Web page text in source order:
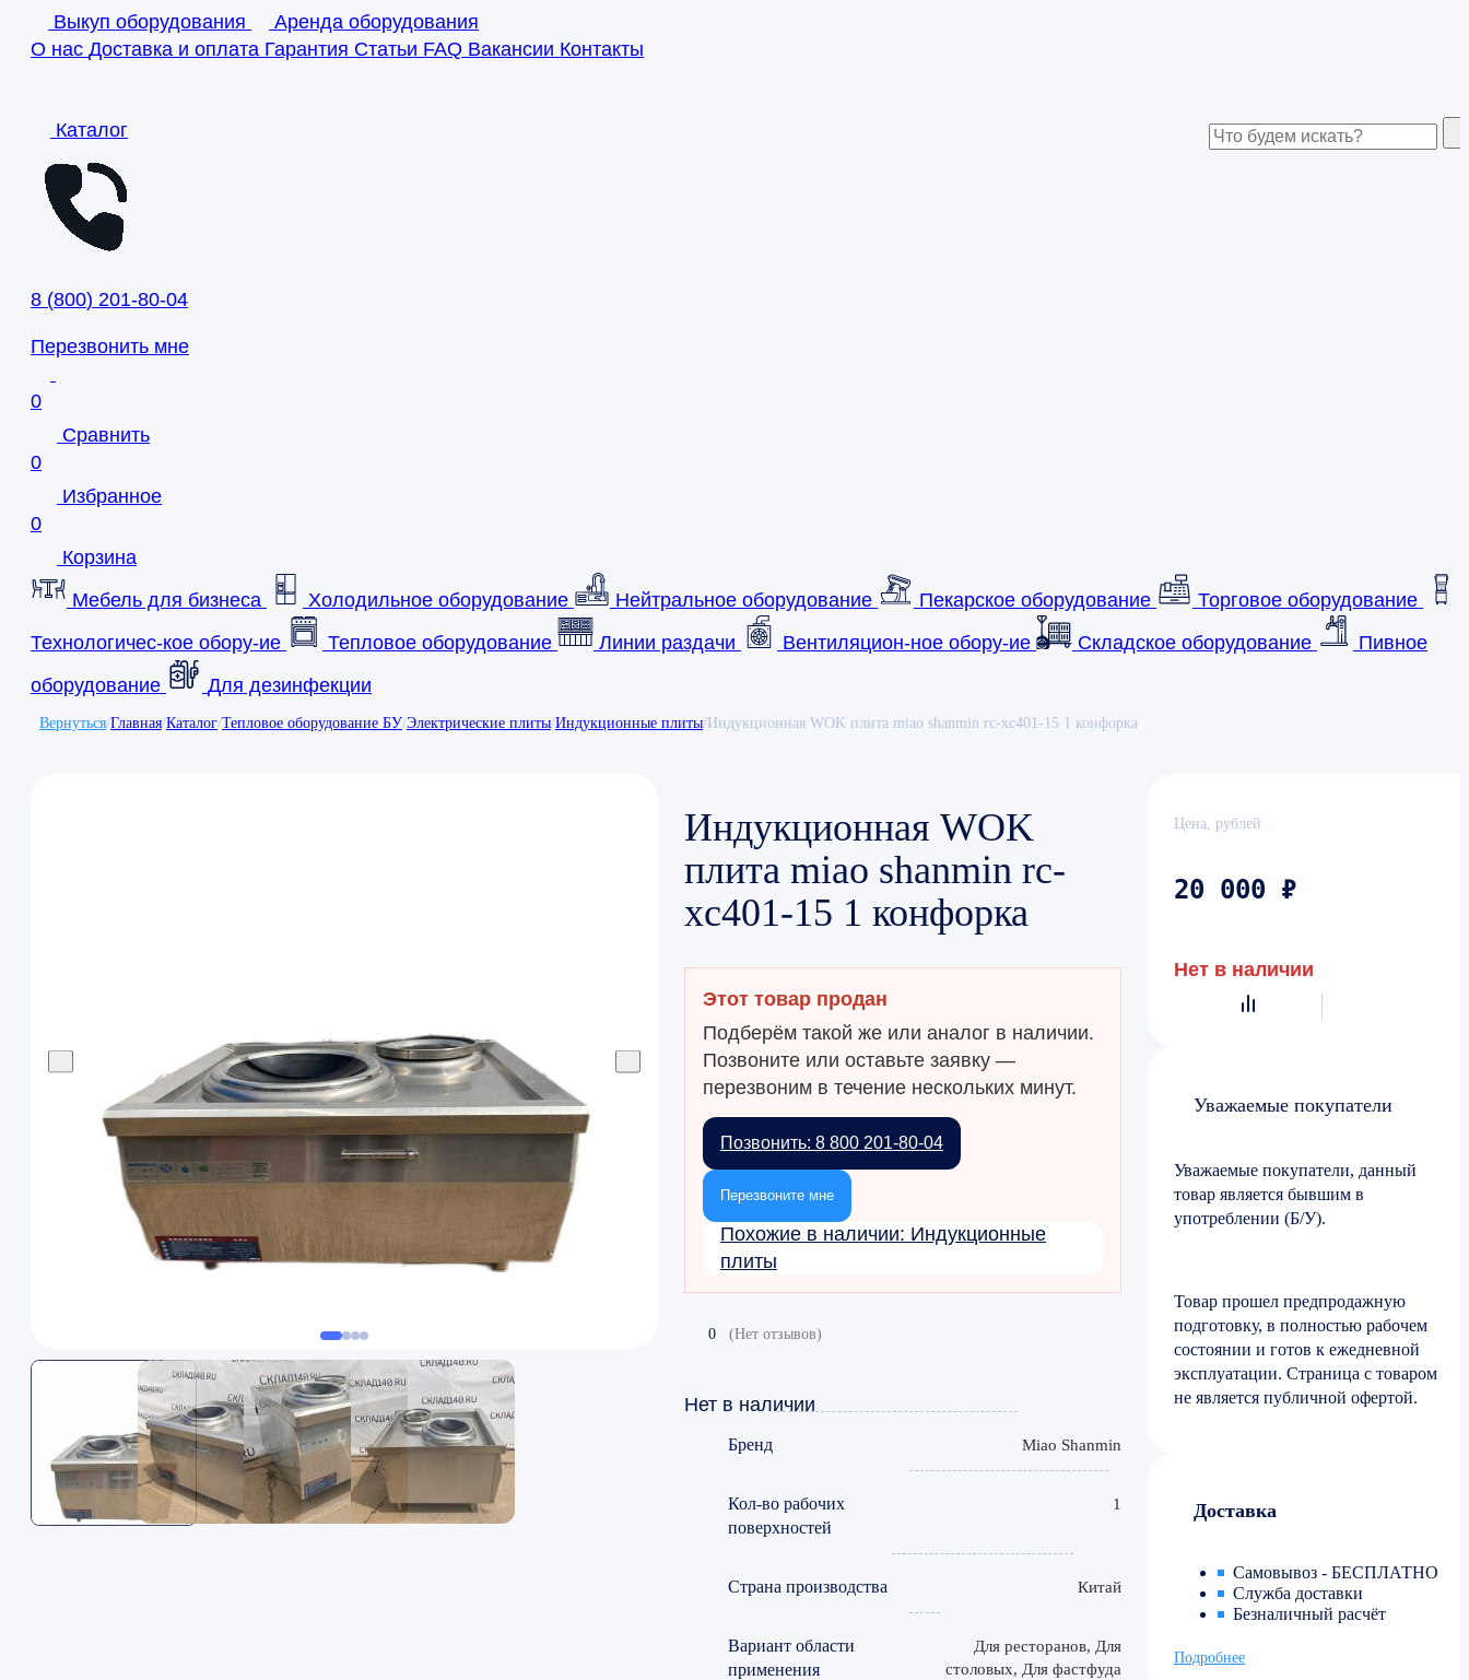
Выкуп оборудования
Аренда оборудования
О нас Доставка и оплата Гарантия Статьи FAQ Вакансии Контакты
Каталог
8 (800) 201-80-04
Перезвонить мне
0
Сравнить
0
Избранное
0
Корзина
Мебель для бизнеса
Холодильное оборудование Нейтральное оборудование Пекарское оборудование
Торговое оборудование
Технологичес-кое обору-ие
Тепловое оборудование Линии раздачи Вентиляцион-ное обору-ие Складское оборудование
Пивное
оборудование
Для дезинфекции
Вернуться/Главная/Каталог/Тепловое оборудование БУ/Электрические плиты/Индукционные плиты/ Индукционная WOK плита miao shanmin rc-xc401-15 1 конфорка
Индукционная WOK
плита miao shanmin rc-
xc401-15 1 конфорка
Этот товар продан
Подберём такой же или аналог в наличии.
Позвоните или оставьте заявку —
перезвоним в течение нескольких минут.
Позвонить: 8 800 201-80-04
Перезвоните мне
Похожие в наличии: Индукционные
плиты
0 (Нет отзывов)
Нет в наличии
Бренд Miao Shanmin
Кол-во рабочих
поверхностей
1
Страна производства Китай
Вариант области
применения
Для ресторанов, Для
столовых, Для фастфуда
Цена, рублей
20 000 ₽
Нет в наличии
Уважаемые покупатели
Уважаемые покупатели, данный
товар является бывшим в
употреблении (Б/У).
Товар прошел предпродажную
подготовку, в полностью рабочем
состоянии и готов к ежедневной
эксплуатации. Страница с товаром
не является публичной офертой.
Доставка
Самовывоз - БЕСПЛАТНО
Служба доставки
Безналичный расчёт
Подробнее